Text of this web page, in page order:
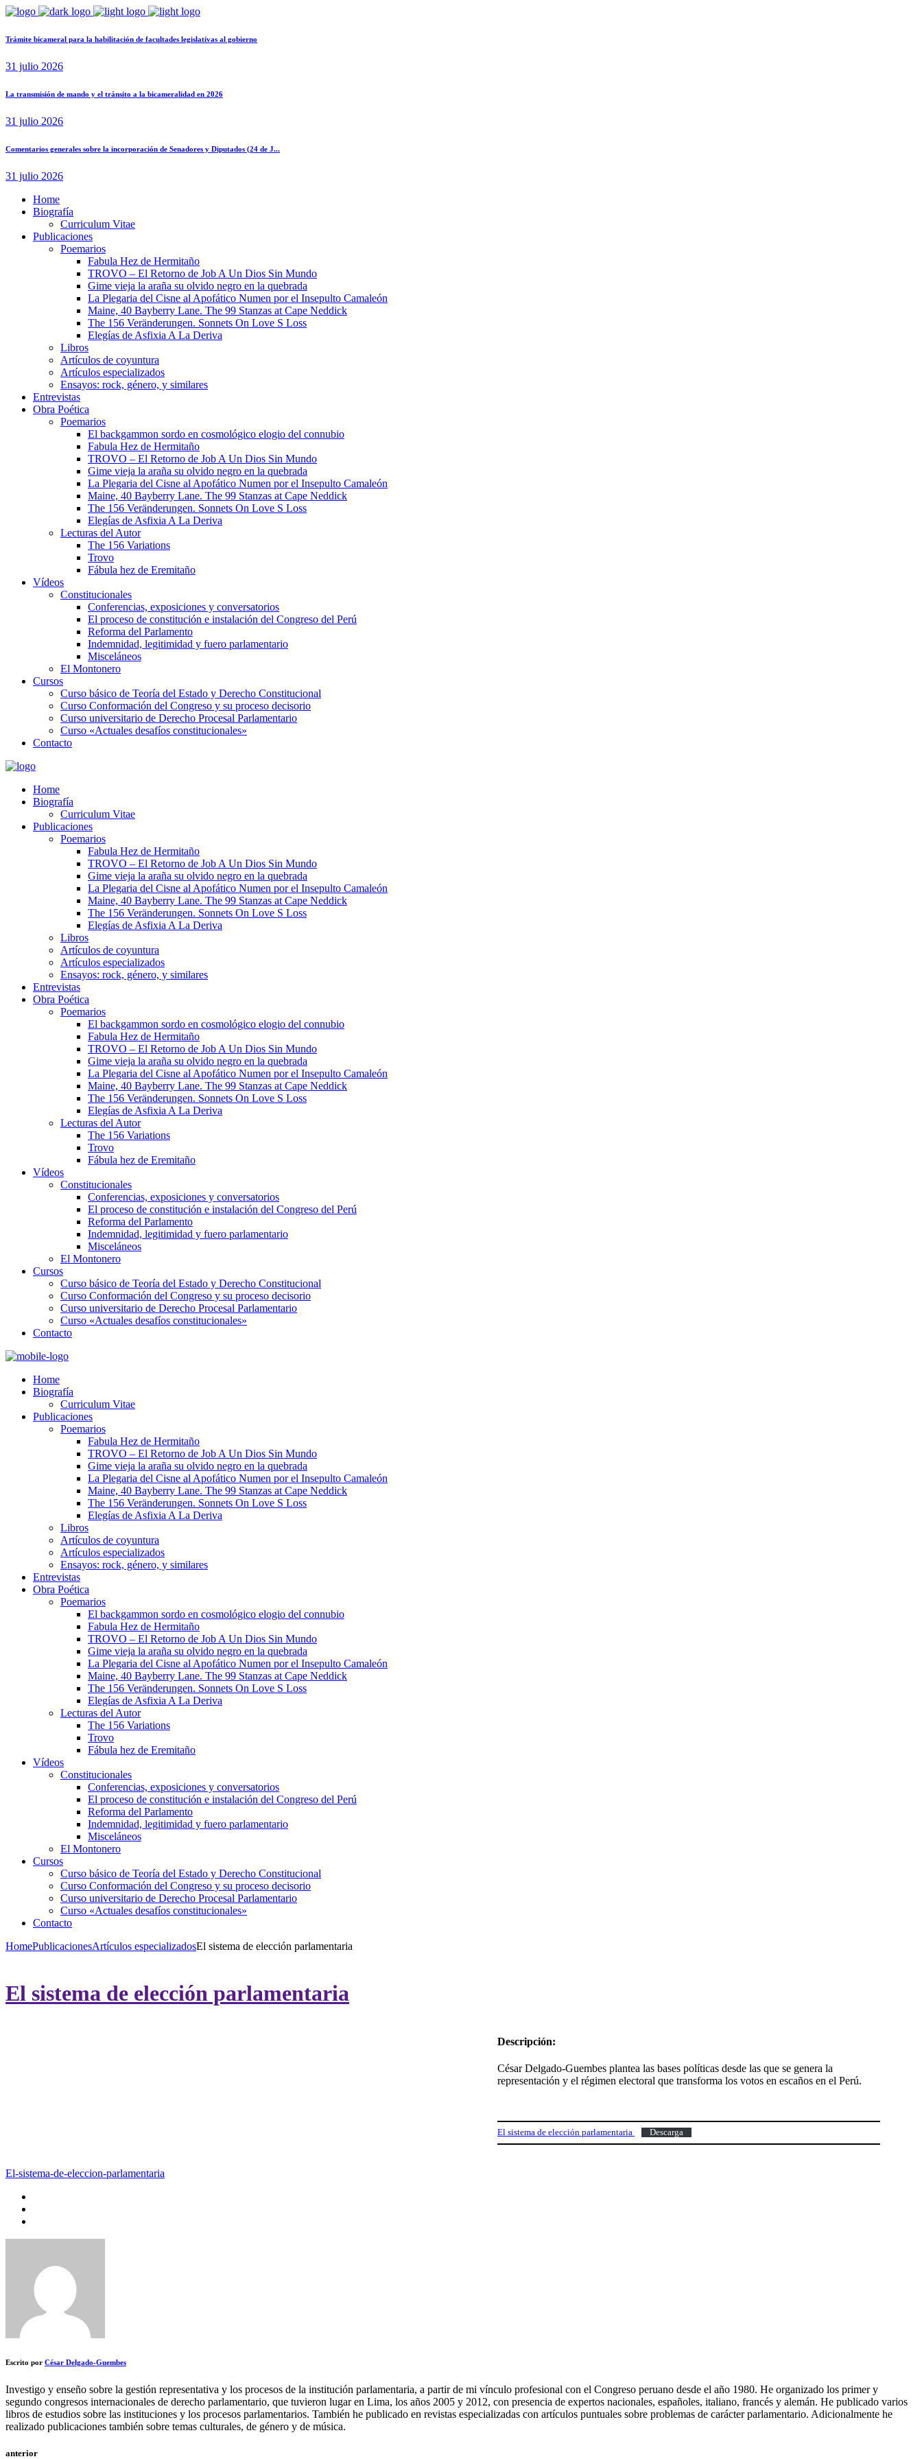
Trámite bicameral para la habilitación de facultades legislativas al gobierno
31 julio 2026
La transmisión de mando y el tránsito a la bicameralidad en 2026
31 julio 2026
Comentarios generales sobre la incorporación de Senadores y Diputados (24 de J...
31 julio 2026
Home
Biografía
Curriculum Vitae​
Publicaciones
Poemarios
Fabula Hez de Hermitaño
TROVO – El Retorno de Job A Un Dios Sin Mundo
Gime vieja la araña su olvido negro en la quebrada
La Plegaria del Cisne al Apofático Numen por el Insepulto Camaleón
Maine, 40 Bayberry Lane. The 99 Stanzas at Cape Neddick
The 156 Veränderungen. Sonnets On Love S Loss
Elegías de Asfixia A La Deriva
Libros
Artículos de coyuntura
Artículos especializados
Ensayos: rock, género, y similares
Entrevistas
Obra Poética
Poemarios
El backgammon sordo en cosmológico elogio del connubio
Fabula Hez de Hermitaño
TROVO – El Retorno de Job A Un Dios Sin Mundo
Gime vieja la araña su olvido negro en la quebrada
La Plegaria del Cisne al Apofático Numen por el Insepulto Camaleón
Maine, 40 Bayberry Lane. The 99 Stanzas at Cape Neddick
The 156 Veränderungen. Sonnets On Love S Loss
Elegías de Asfixia A La Deriva
Lecturas del Autor
The 156 Variations
Trovo
Fábula hez de Eremitaño
Vídeos
Constitucionales
Conferencias, exposiciones y conversatorios
El proceso de constitución e instalación del Congreso del Perú
Reforma del Parlamento
Indemnidad, legitimidad y fuero parlamentario
Misceláneos
El Montonero
Cursos
Curso básico de Teoría del Estado y Derecho Constitucional
Curso Conformación del Congreso y su proceso decisorio
Curso universitario de Derecho Procesal Parlamentario
Curso «Actuales desafíos constitucionales»
Contacto
Home
Biografía
Curriculum Vitae​
Publicaciones
Poemarios
Fabula Hez de Hermitaño
TROVO – El Retorno de Job A Un Dios Sin Mundo
Gime vieja la araña su olvido negro en la quebrada
La Plegaria del Cisne al Apofático Numen por el Insepulto Camaleón
Maine, 40 Bayberry Lane. The 99 Stanzas at Cape Neddick
The 156 Veränderungen. Sonnets On Love S Loss
Elegías de Asfixia A La Deriva
Libros
Artículos de coyuntura
Artículos especializados
Ensayos: rock, género, y similares
Entrevistas
Obra Poética
Poemarios
El backgammon sordo en cosmológico elogio del connubio
Fabula Hez de Hermitaño
TROVO – El Retorno de Job A Un Dios Sin Mundo
Gime vieja la araña su olvido negro en la quebrada
La Plegaria del Cisne al Apofático Numen por el Insepulto Camaleón
Maine, 40 Bayberry Lane. The 99 Stanzas at Cape Neddick
The 156 Veränderungen. Sonnets On Love S Loss
Elegías de Asfixia A La Deriva
Lecturas del Autor
The 156 Variations
Trovo
Fábula hez de Eremitaño
Vídeos
Constitucionales
Conferencias, exposiciones y conversatorios
El proceso de constitución e instalación del Congreso del Perú
Reforma del Parlamento
Indemnidad, legitimidad y fuero parlamentario
Misceláneos
El Montonero
Cursos
Curso básico de Teoría del Estado y Derecho Constitucional
Curso Conformación del Congreso y su proceso decisorio
Curso universitario de Derecho Procesal Parlamentario
Curso «Actuales desafíos constitucionales»
Contacto
Home
Biografía
Curriculum Vitae​
Publicaciones
Poemarios
Fabula Hez de Hermitaño
TROVO – El Retorno de Job A Un Dios Sin Mundo
Gime vieja la araña su olvido negro en la quebrada
La Plegaria del Cisne al Apofático Numen por el Insepulto Camaleón
Maine, 40 Bayberry Lane. The 99 Stanzas at Cape Neddick
The 156 Veränderungen. Sonnets On Love S Loss
Elegías de Asfixia A La Deriva
Libros
Artículos de coyuntura
Artículos especializados
Ensayos: rock, género, y similares
Entrevistas
Obra Poética
Poemarios
El backgammon sordo en cosmológico elogio del connubio
Fabula Hez de Hermitaño
TROVO – El Retorno de Job A Un Dios Sin Mundo
Gime vieja la araña su olvido negro en la quebrada
La Plegaria del Cisne al Apofático Numen por el Insepulto Camaleón
Maine, 40 Bayberry Lane. The 99 Stanzas at Cape Neddick
The 156 Veränderungen. Sonnets On Love S Loss
Elegías de Asfixia A La Deriva
Lecturas del Autor
The 156 Variations
Trovo
Fábula hez de Eremitaño
Vídeos
Constitucionales
Conferencias, exposiciones y conversatorios
El proceso de constitución e instalación del Congreso del Perú
Reforma del Parlamento
Indemnidad, legitimidad y fuero parlamentario
Misceláneos
El Montonero
Cursos
Curso básico de Teoría del Estado y Derecho Constitucional
Curso Conformación del Congreso y su proceso decisorio
Curso universitario de Derecho Procesal Parlamentario
Curso «Actuales desafíos constitucionales»
Contacto
HomePublicacionesArtículos especializadosEl sistema de elección parlamentaria
El sistema de elección parlamentaria
Descripción:
César Delgado-Guembes plantea las bases políticas desde las que se genera la
representación y el régimen electoral que transforma los votos en escaños en el Perú.
El sistema de elección parlamentaria Descarga
El-sistema-de-eleccion-parlamentaria
Escrito por César Delgado-Guembes
Investigo y enseño sobre la gestión representativa y los procesos de la institución parlamentaria, a partir de mi vínculo profesional con el Congreso peruano desde el año 1980. He organizado los primer y
segundo congresos internacionales de derecho parlamentario, que tuvieron lugar en Lima, los años 2005 y 2012, con presencia de expertos nacionales, españoles, italiano, francés y alemán. He publicado varios
libros de estudios sobre las instituciones y los procesos parlamentarios. También he publicado en revistas especializadas con artículos puntuales sobre problemas de carácter parlamentario. Adicionalmente he
realizado publicaciones también sobre temas culturales, de género y de música.
anterior